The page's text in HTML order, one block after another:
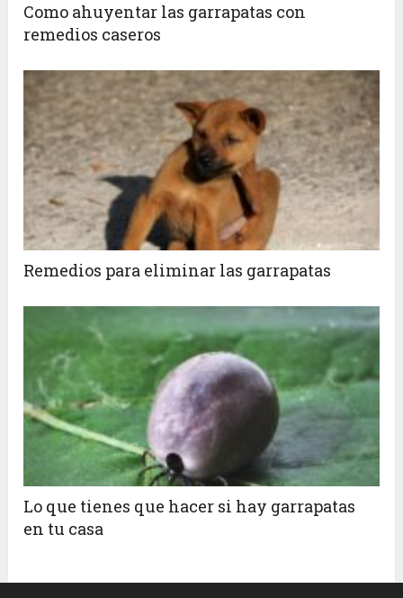
Como ahuyentar las garrapatas con
remedios caseros
Remedios para eliminar las garrapatas
Lo que tienes que hacer si hay garrapatas
en tu casa